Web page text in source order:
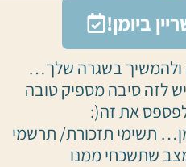
ביומן!
ולהמשיך בשגרה שלך…
לזה סיבה מספיק טובה
את זה(:
תשימי תזכורת/ תרשמי
שתשכחי ממנו